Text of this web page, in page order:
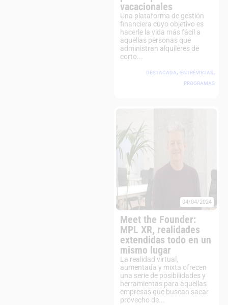
vacacionales
Una plataforma de gestión
financiera cuyo objetivo es
hacerle la vida más fácil a
aquellas personas que
administran alquileres de
corto...
DESTACADA, ENTREVISTAS,
PROGRAMAS
04/04/2024
Meet the Founder:
MPL XR, realidades
extendidas todo en un
mismo lugar
La realidad virtual,
aumentada y mixta ofrecen
una serie de posibilidades y
herramientas para aquellas
empresas que buscan sacar
provecho de...